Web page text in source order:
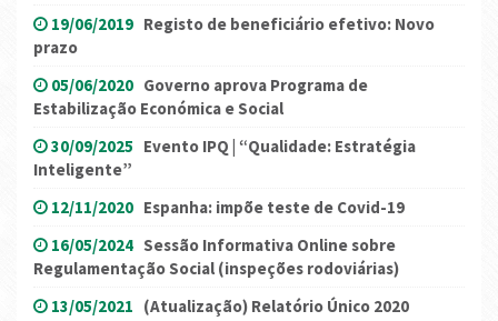
19/06/2019 Registo de beneficiário efetivo: Novo
prazo
05/06/2020 Governo aprova Programa de
Estabilização Económica e Social
30/09/2025 Evento IPQ | “Qualidade: Estratégia
Inteligente”
12/11/2020 Espanha: impõe teste de Covid-19
16/05/2024 Sessão Informativa Online sobre
Regulamentação Social (inspeções rodoviárias)
13/05/2021 (Atualização) Relatório Único 2020